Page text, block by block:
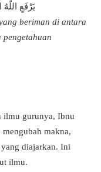
يَرْفَعِ
beriman di antara
ilmu gurunya, Ibnu
makna,
diajarkan. Ini
ilmu.